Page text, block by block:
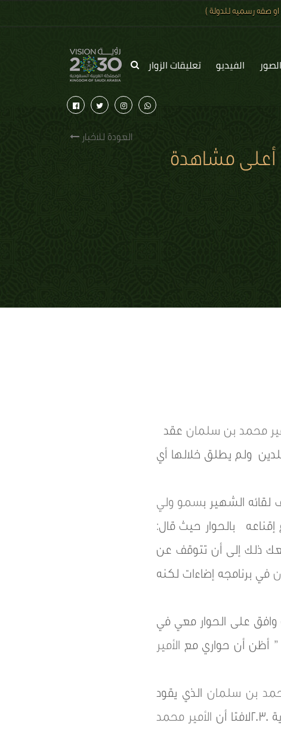
صفه رسميه للدولة )
الصور الفيديو تعليقات الزوار
العودة للاخبار
مشاهدة
محمد بن سلمان عقد
ولم يطلق خلالها أي
سمو ولي
بالحوار حيث قال:
ذلك إلى أن تتوقف عن
في برنامجه إضاءات لكنه
وافق على الحوار معي في
: ” أظن أن حواري مع الأمير
بن سلمان الذي يقود
الأمير محمد